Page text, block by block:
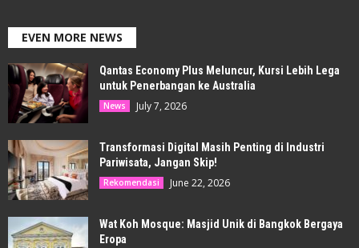
EVEN MORE NEWS
Qantas Economy Plus Meluncur, Kursi Lebih Lega
untuk Penerbangan ke Australia
News July 7, 2026
Transformasi Digital Masih Penting di Industri
Pariwisata, Jangan Skip!
Rekomendasi June 22, 2026
Wat Koh Mosque: Masjid Unik di Bangkok Bergaya
Eropa